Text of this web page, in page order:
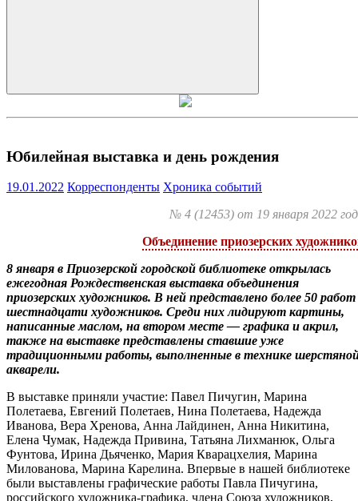
Искать
Юбилейная выставка и день рождения
19.01.2022 Корреспонденты Хроника событий
№ 4 (12453) от 19 января 2022
Объединение приозерских
8 января в Приозерской городской библиотеке открылась
ежегодная Рождественская выставка объединения
приозерских художников. В ней представлено более 50 работ
шестнадцати художников. Среди них лидируют картины,
написанные маслом, на втором месте — графика и акрил,
также на выставке представлены ставшие уже
традиционными работы, выполненные в технике
акварели.
В выставке приняли участие: Павел Пичугин, Марина
Полетаева, Евгений Полетаев, Нина Полетаева, Надежда
Иванова, Вера Хренова, Анна Лайдинен, Анна Никитина,
Елена Чумак, Надежда Привина, Татьяна Лихманюк, Ольга
Фунтова, Ирина Дьяченко, Мария Кварацхелия, Марина
Милованова, Марина Карелина. Впервые в нашей библиотеке
были выставлены графические работы Павла Пичугина,
российского художника-графика, члена Союза художников,